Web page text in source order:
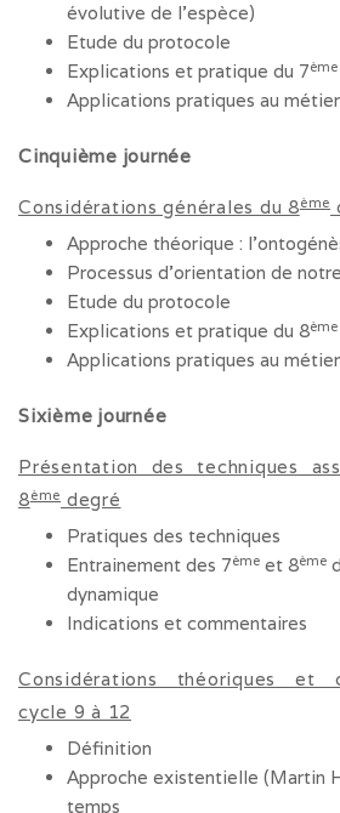
évolutive de l’espèce)
Etude du protocole
Explications et pratique du 7ème
Applications pratiques au
Cinquième journée
Considérations générales du 8ème
Approche théorique :
Processus d’orientation de
Etude du protocole
Explications et pratique du 8ème
Applications pratiques au
Sixième journée
Présentation des techniques
8ème degré
Pratiques des techniques
Entrainement des 7ème et 8ème
dynamique
Indications et commentaires
Considérations théoriques et
cycle 9 à 12
Définition
Approche existentielle (Martin
temps